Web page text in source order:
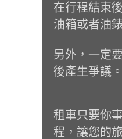
在行程結束
油箱或者油
另外，一定
後產生爭議。
租車只要你
程，讓您的